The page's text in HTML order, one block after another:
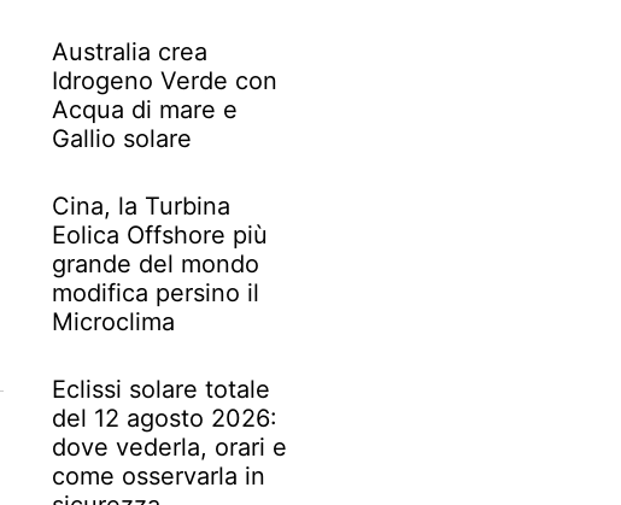
Australia crea
Idrogeno Verde con
Acqua di mare e
Gallio solare
Cina, la Turbina
Eolica Offshore più
grande del mondo
modifica persino il
Microclima
Eclissi solare totale
del 12 agosto 2026:
dove vederla, orari e
come osservarla in